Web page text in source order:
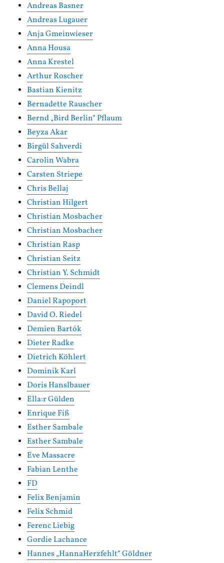
Andreas Basner
Andreas Lugauer
Anja Gmeinwieser
Anna Housa
Anna Krestel
Arthur Roscher
Bastian Kienitz
Bernadette Rauscher
Bernd „Bird Berlin“ Pflaum
Beyza Akar
Birgül Sahverdi
Carolin Wabra
Carsten Striepe
Chris Bellaj
Christian Hilgert
Christian Mosbacher
Christian Mosbacher
Christian Rasp
Christian Seitz
Christian Y. Schmidt
Clemens Deindl
Daniel Rapoport
David O. Riedel
Demien Bartók
Dieter Radke
Dietrich Köhlert
Dominik Karl
Doris Hanslbauer
Ella:r Gülden
Enrique Fiß
Esther Sambale
Esther Sambale
Eve Massacre
Fabian Lenthe
FD
Felix Benjamin
Felix Schmid
Ferenc Liebig
Gordie Lachance
Hannes „HannaHerzfehlt“ Göldner